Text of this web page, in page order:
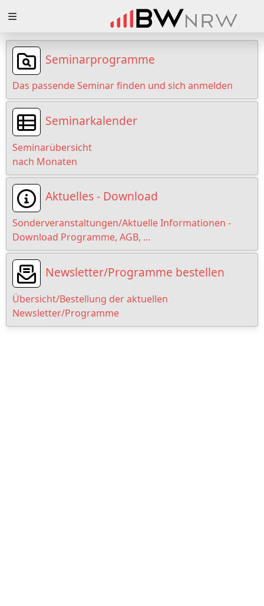
Loading
Loading
Loading
Loading
Loading
Loading
Seminarprogramme
Das passende Seminar finden und sich anmelden
Seminarkalender
Seminarübersicht
nach Monaten
Aktuelles - Download
Sonderveranstaltungen/Aktuelle Informationen -
Download Programme, AGB, …
Newsletter/Programme bestellen
Übersicht/Bestellung der aktuellen
Newsletter/Programme